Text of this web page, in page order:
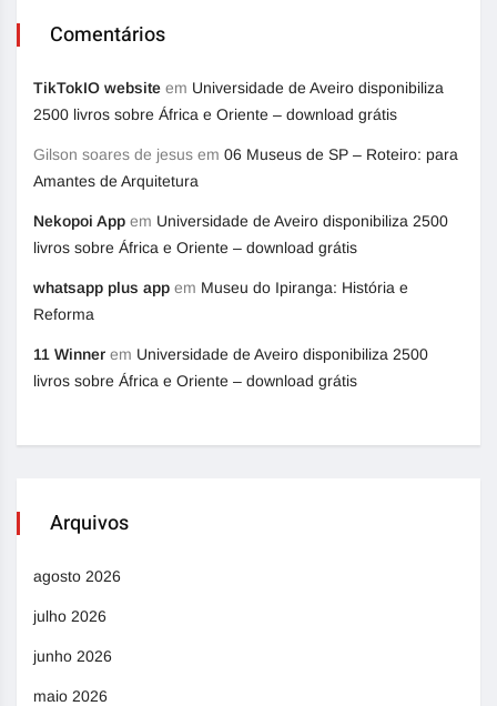
Comentários
TikTokIO website em Universidade de Aveiro disponibiliza
2500 livros sobre África e Oriente – download grátis
Gilson soares de jesus em 06 Museus de SP – Roteiro: para
Amantes de Arquitetura
Nekopoi App em Universidade de Aveiro disponibiliza 2500
livros sobre África e Oriente – download grátis
whatsapp plus app em Museu do Ipiranga: História e
Reforma
11 Winner em Universidade de Aveiro disponibiliza 2500
livros sobre África e Oriente – download grátis
Arquivos
agosto 2026
julho 2026
junho 2026
maio 2026